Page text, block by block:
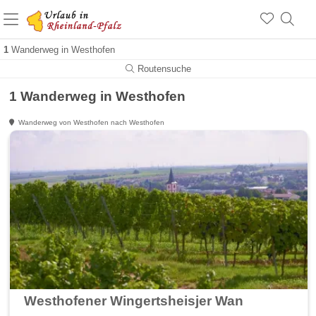
1 Wanderweg in Westhofen
Routensuche
+1.500 Unterkünfte in Rheinland-Pfalz
+1.000 Sehenswürdigkeiten
1 Wanderweg in Westhofen
Wanderweg von Westhofen nach Westhofen
Westhofener Wingertsheisjer Wanderweg